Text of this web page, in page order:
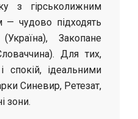
з гірськолижним
— чудово підходять
Закопане
Для тих,
ідеальними
Синевир, Ретезат,
зони.